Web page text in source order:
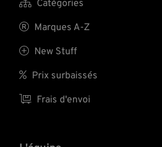
 Catégories
 Marques A-Z
 New Stuff
 Prix surbaissés
 Frais d'envoi